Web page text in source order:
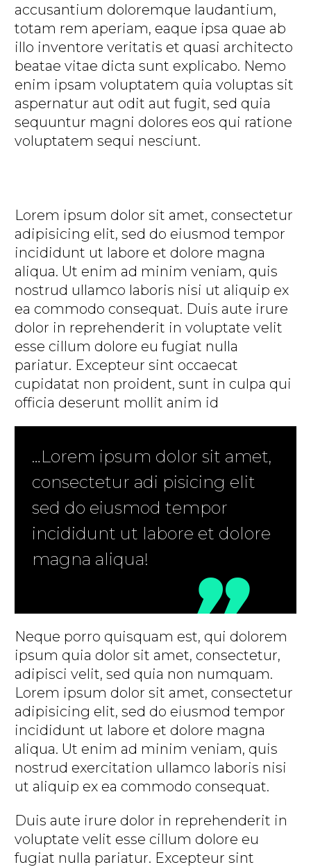
accusantium doloremque laudantium,
totam rem aperiam, eaque ipsa quae ab
illo inventore veritatis et quasi architecto
beatae vitae dicta sunt explicabo. Nemo
enim ipsam voluptatem quia voluptas sit
aspernatur aut odit aut fugit, sed quia
sequuntur magni dolores eos qui ratione
voluptatem sequi nesciunt.
Lorem ipsum dolor sit amet, consectetur
adipisicing elit, sed do eiusmod tempor
incididunt ut labore et dolore magna
aliqua. Ut enim ad minim veniam, quis
nostrud ullamco laboris nisi ut aliquip ex
ea commodo consequat. Duis aute irure
dolor in reprehenderit in voluptate velit
esse cillum dolore eu fugiat nulla
pariatur. Excepteur sint occaecat
cupidatat non proident, sunt in culpa qui
officia deserunt mollit anim id
…Lorem ipsum dolor sit amet,
consectetur adi pisicing elit
sed do eiusmod tempor
incididunt ut labore et dolore
magna aliqua!
Neque porro quisquam est, qui dolorem
ipsum quia dolor sit amet, consectetur,
adipisci velit, sed quia non numquam.
Lorem ipsum dolor sit amet, consectetur
adipisicing elit, sed do eiusmod tempor
incididunt ut labore et dolore magna
aliqua. Ut enim ad minim veniam, quis
nostrud exercitation ullamco laboris nisi
ut aliquip ex ea commodo consequat.
Duis aute irure dolor in reprehenderit in
voluptate velit esse cillum dolore eu
fugiat nulla pariatur. Excepteur sint